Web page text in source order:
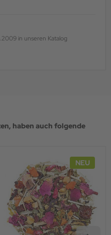
in unseren Katalog
haben auch folgende
NEU